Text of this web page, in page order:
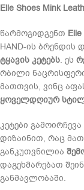
Elle Shoes Mink
წარმოგიდგენთ
HAND-ის ბრენდის
ტყავის კეტებს. ეს
რბილი
მათთვის, ვინც
ყოველდღიურ
კეტები
დიზაინით, რაც
განკუთვნილია
დაგეხმარებათ
განმავლობაში.